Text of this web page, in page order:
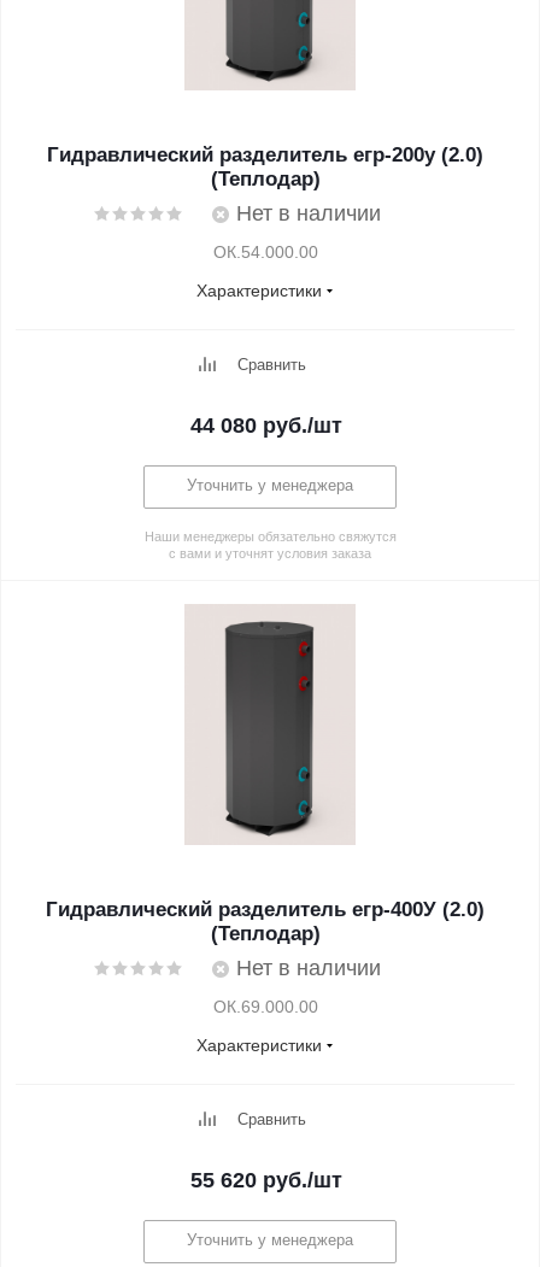
Гидравлический разделитель егр-200у (2.0)
(Теплодар)
Нет в наличии
ОК.54.000.00
Характеристики
Сравнить
44 080руб./шт
Уточнить у менеджера
Наши менеджеры обязательно свяжутся
с вами и уточнят условия заказа
Гидравлический разделитель егр-400У (2.0)
(Теплодар)
Нет в наличии
ОК.69.000.00
Характеристики
Сравнить
55 620руб./шт
Уточнить у менеджера